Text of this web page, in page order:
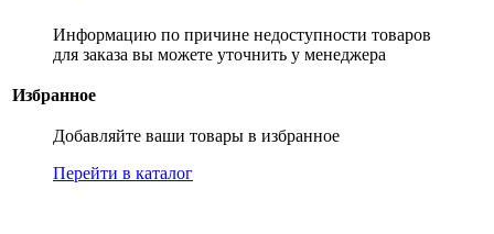
Информацию по причине недоступности товаров
для заказа вы можете уточнить у менеджера
Избранное
Добавляйте ваши товары в избранное
Перейти в каталог